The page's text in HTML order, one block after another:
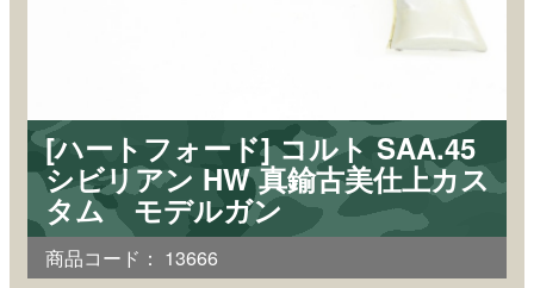
[ハートフォード] コルト SAA.45
シビリアン HW 真鍮古美仕上カス
タム モデルガン
商品コード： 13666